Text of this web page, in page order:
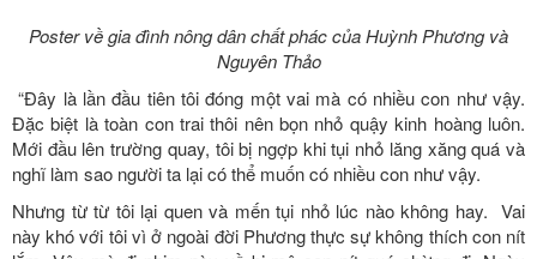
Poster về gia đình nông dân chất phác của Huỳnh Phương và
Nguyên Thảo
“Đây là lần đầu tiên tôi đóng một vai mà có nhiều con như vậy.
Đặc biệt là toàn con trai thôi nên bọn nhỏ quậy kinh hoàng luôn.
Mới đầu lên trường quay, tôi bị ngợp khi tụi nhỏ lăng xăng quá và
nghĩ làm sao người ta lại có thể muốn có nhiều con như vậy.
Nhưng từ từ tôi lại quen và mến tụi nhỏ lúc nào không hay. Vai
này khó với tôi vì ở ngoài đời Phương thực sự không thích con nít